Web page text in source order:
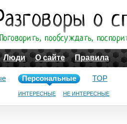
Люди О сайте Правила
Персональные
ИНТЕРЕСНЫЕ НЕ ИНТЕРЕСНЫЕ
TOP